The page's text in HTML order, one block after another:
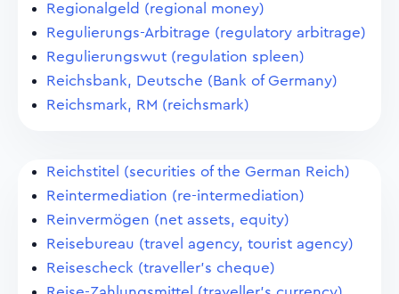
Regionalgeld (regional money)
Regulierungs-Arbitrage (regulatory arbitrage)
Regulierungswut (regulation spleen)
Reichsbank, Deutsche (Bank of Germany)
Reichsmark, RM (reichsmark)
Reichstitel (securities of the German Reich)
Reintermediation (re-intermediation)
Reinvermögen (net assets, equity)
Reisebureau (travel agency, tourist agency)
Reisescheck (traveller's cheque)